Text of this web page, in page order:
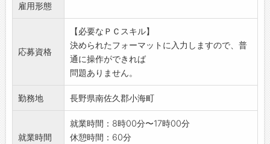
09：30 社用車で営業先へ訪問
15：00 帰社・事務処理や翌日の準備
17：30 退勤
【充実の研修制度あり◎】
◇入社される方の多くが農業機械未経験。業界
知識から実務まで、現場OJTと研修でしっかり
サポートします！
・職種別専門研修（営業・整備・部品）
・商品研修
・管理者研修
ができれば問題ありません。
お給与の週払い制度有り。希望される方はご活
用ください。
(規定有)
ぜひご応募ください。
【変更範囲:変更なし】
雇用形態
応募資格
【必要なＰＣスキル】
決められたフォーマットに入力しますので、普
通に操作ができれば
問題ありません。
勤務地 長野県南佐久郡小海町
就業時間
就業時間：8時00分〜17時00分
休憩時間：60分